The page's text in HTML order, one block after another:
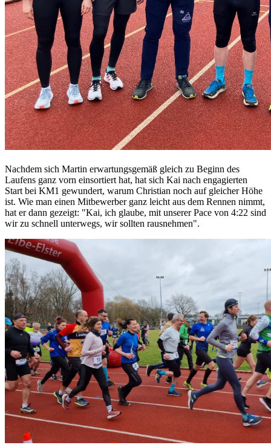
Nachdem sich Martin erwartungsgemäß gleich zu Beginn des
Laufens ganz vorn einsortiert hat, hat sich Kai nach engagierten
Start bei KM1 gewundert, warum Christian noch auf gleicher Höhe
ist. Wie man einen Mitbewerber ganz leicht aus dem Rennen nimmt,
hat er dann gezeigt: "Kai, ich glaube, mit unserer Pace von 4:22 sind
wir zu schnell unterwegs, wir sollten rausnehmen".